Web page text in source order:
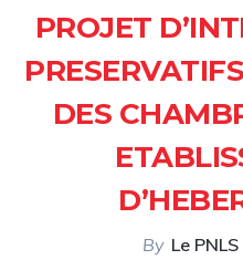
PROJET
DES
By Le PNLS